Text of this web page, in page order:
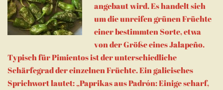
angebaut wird. Es handelt sich
um die unreifen grünen Früchte
einer bestimmten Sorte, etwa
von der Größe eines Jalapeño.
Typisch für Pimientos ist der unterschiedliche
Schärfegrad der einzelnen Früchte. Ein galicisches
Sprichwort lautet: „Paprikas aus Padrón: Einige scharf,